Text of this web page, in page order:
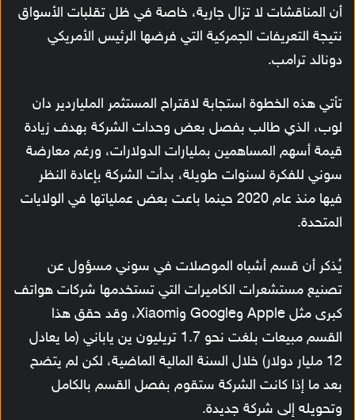
أن المناقشات لا تزال جارية، خاصة في ظل تقلبات الأسواق
نتيجة التعريفات الجمركية التي فرضها الرئيس الأمريكي
دونالد ترامب.
تأتي هذه الخطوة استجابة لاقتراح المستثمر الملياردير دان
لوب، الذي طالب بفصل بعض وحدات الشركة بهدف زيادة
قيمة أسهم المساهمين بمليارات الدولارات، ورغم معارضة
سوني للفكرة لسنوات طويلة، بدأت الشركة بإعادة النظر
فيها منذ عام 2020 حينما باعت بعض عملياتها في الولايات
المتحدة.
يُذكر أن قسم أشباه الموصلات في سوني مسؤول عن
تصنيع مستشعرات الكاميرات التي تستخدمها شركات هواتف
كبرى مثل Apple وGoogle وXiaomi، وقد حقق هذا
القسم مبيعات بلغت نحو 1.7 تريليون ين ياباني (ما يعادل
12 مليار دولار) خلال السنة المالية الماضية، لكن لم يتضح
بعد ما إذا كانت الشركة ستقوم بفصل القسم بالكامل
وتحويله إلى شركة جديدة.